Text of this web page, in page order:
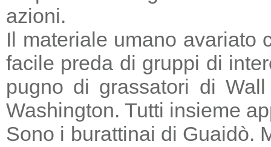
azioni.
Il materiale umano avariato
facile preda di gruppi di
pugno di grassatori di
Washington. Tutti insieme
Sono i burattinai di Guaidò.